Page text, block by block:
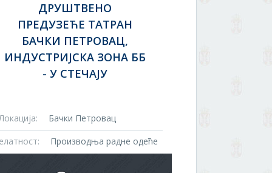
ДРУШТВЕНО
ПРЕДУЗЕЋЕ ТАТРАН
БАЧКИ ПЕТРОВАЦ,
ИНДУСТРИЈСКА ЗОНА ББ
- У СТЕЧАЈУ
Бачки Петровац
Производња радне одеће